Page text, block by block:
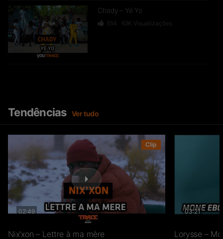
Chady – Yé Yo
554 63K Visualizações
BOLUWA NKEMA – Le Dégât
43 10.1K Visualizações
#TOSALA​ (Agissons !)
Tendências Ver tudo
02:49
Clip
Nix’xon – Lettre à ma mère
03:21
Lorysse –